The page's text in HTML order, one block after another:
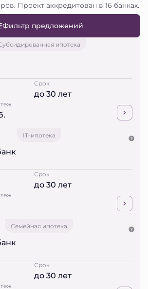
Проект аккредитован в 16 банках.
Фильтр предложений
ипотека
Срок
до 30 лет
IT-ипотека
Срок
до 30 лет
Семейная ипотека
Срок
до 30 лет